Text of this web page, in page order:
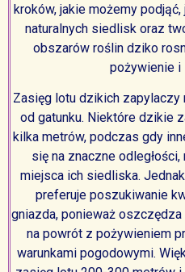
kroków, jakie możemy
naturalnych siedlisk oraz
obszarów roślin dziko
pożywienie i
Zasięg lotu dzikich
od gatunku. Niektóre dzikie
kilka metrów, podczas gdy
się na znaczne
miejsca ich siedliska.
preferuje poszukiwanie
gniazda, ponieważ
na powrót z pożywieniem
warunkami pogodowymi.